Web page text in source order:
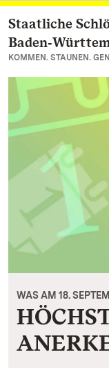
Zum
Staatliche
KOMMEN. STAUNEN.
WAS AM 18.